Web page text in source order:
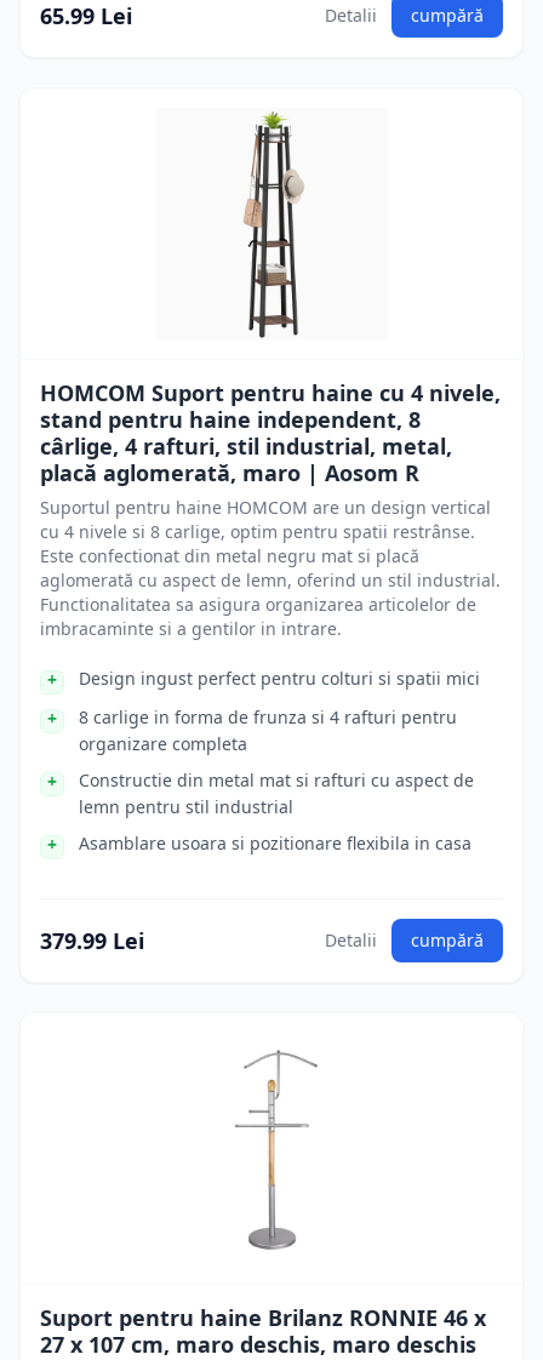
65.99 Lei Detalii cumpără
HOMCOM Suport pentru haine cu 4 nivele,
stand pentru haine independent, 8
cârlige, 4 rafturi, stil industrial, metal,
placă aglomerată, maro | Aosom R
Suportul pentru haine HOMCOM are un design vertical
cu 4 nivele si 8 carlige, optim pentru spatii restrânse.
Este confectionat din metal negru mat si placă
aglomerată cu aspect de lemn, oferind un stil industrial.
Functionalitatea sa asigura organizarea articolelor de
imbracaminte si a gentilor in intrare.
Design ingust perfect pentru colturi si spatii mici
8 carlige in forma de frunza si 4 rafturi pentru
organizare completa
Constructie din metal mat si rafturi cu aspect de
lemn pentru stil industrial
Asamblare usoara si pozitionare flexibila in casa
379.99 Lei Detalii cumpără
Suport pentru haine Brilanz RONNIE 46 x
27 x 107 cm, maro deschis, maro deschis